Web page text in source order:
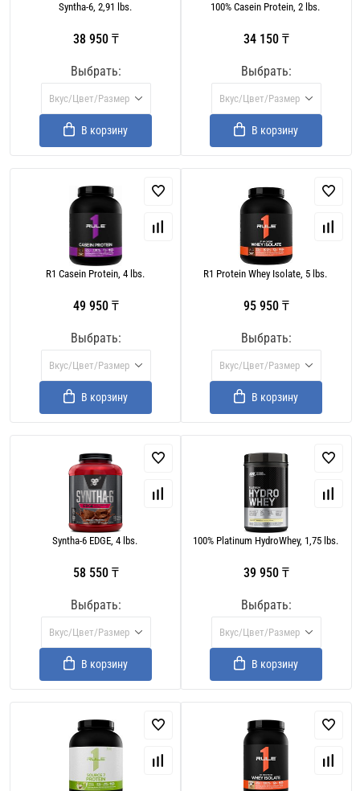
Syntha-6, 2,91 lbs.
38 950 ₸
Выбрать:
Вкус/Цвет/Размер
В корзину
100% Casein Protein, 2 lbs.
34 150 ₸
Выбрать:
Вкус/Цвет/Размер
В корзину
R1 Casein Protein, 4 lbs.
49 950 ₸
Выбрать:
Вкус/Цвет/Размер
В корзину
R1 Protein Whey Isolate, 5 lbs.
95 950 ₸
Выбрать:
Вкус/Цвет/Размер
В корзину
Syntha-6 EDGE, 4 lbs.
58 550 ₸
Выбрать:
Вкус/Цвет/Размер
В корзину
100% Platinum HydroWhey, 1,75 lbs.
39 950 ₸
Выбрать:
Вкус/Цвет/Размер
В корзину